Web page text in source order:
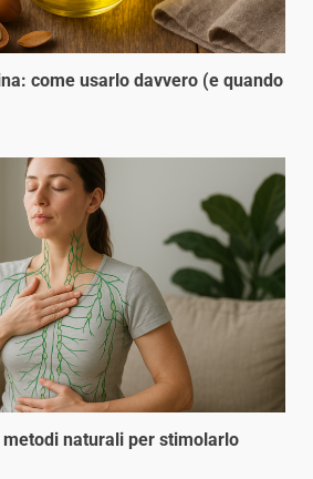
come usarlo davvero (e quando
naturali per stimolarlo